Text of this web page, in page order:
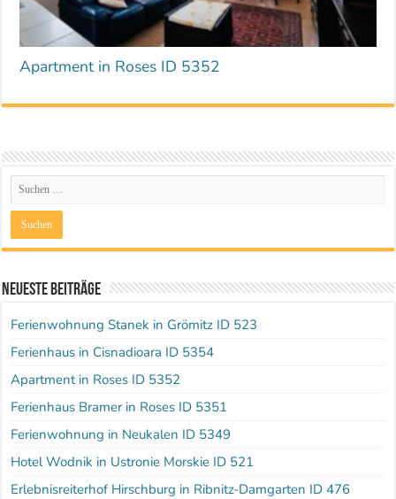
Apartment in Roses ID 5352
Neueste Beiträge
Ferienwohnung Stanek in Grömitz ID 523
Ferienhaus in Cisnadioara ID 5354
Apartment in Roses ID 5352
Ferienhaus Bramer in Roses ID 5351
Ferienwohnung in Neukalen ID 5349
Hotel Wodnik in Ustronie Morskie ID 521
Erlebnisreiterhof Hirschburg in Ribnitz-Damgarten ID 476